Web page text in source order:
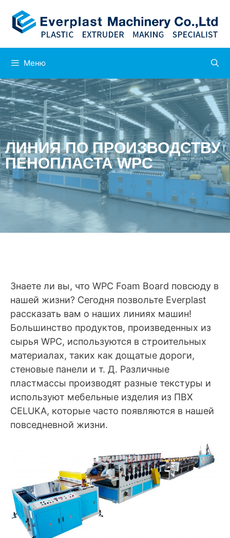
Меню
ЛИНИЯ ПО ПРОИЗВОДСТВУ
ПЕНОПЛАСТА WPC
Знаете ли вы, что WPC Foam Board повсюду в
нашей жизни? Сегодня позвольте Everplast
рассказать вам о наших линиях машин!
Большинство продуктов, произведенных из
сырья WPC, используются в строительных
материалах, таких как дощатые дороги,
стеновые панели и т. Д. Различные
пластмассы производят разные текстуры и
используют мебельные изделия из ПВХ
CELUKA, которые часто появляются в нашей
повседневной жизни.